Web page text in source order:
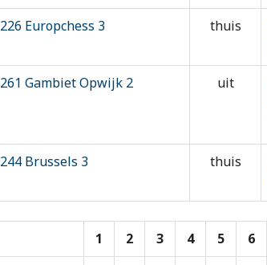
226 Europchess 3 thuis
261 Gambiet Opwijk 2 uit
244 Brussels 3 thuis
1 2 3 4 5 6